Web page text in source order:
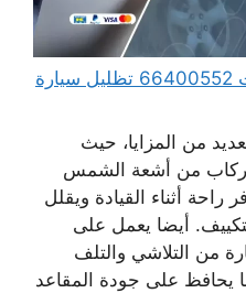
تظليل سيارات متنقل الكويت 66400552 تظليل سيارة
من المزايا، حيث
من أشعة الشمس
راحة أثناء القيادة ويقلل
أيضا يعمل على
من التلاشي والتلف
يحافظ على جودة المقاعد